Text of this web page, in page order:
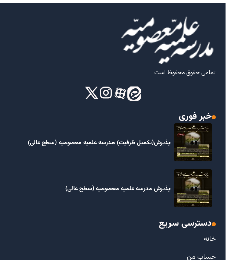
تمامی حقوق محفوظ است
خبر فوری
پذیرش(تکمیل ظرفیت) مدرسه علمیه معصومیه‌ (سطح عالی)
پذیرش مدرسه علمیه معصومیه‌ (سطح عالی)
دسترسی سریع
خانه
حساب من